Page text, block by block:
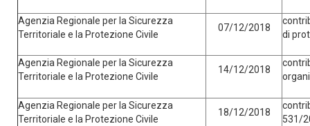
Agenzia Regionale per la Sicurezza
Territoriale e la Protezione Civile
07/12/2018
di
Agenzia Regionale per la Sicurezza
Territoriale e la Protezione Civile
14/12/2018
Agenzia Regionale per la Sicurezza
Territoriale e la Protezione Civile
18/12/2018
531/